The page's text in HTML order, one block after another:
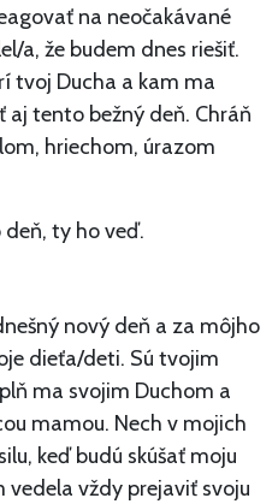
na neočakávané
a, že budem dnes riešiť.
tvoj Ducha a kam ma
aj tento bežný deň. Chráň
hriechom, úrazom
ty ho veď.
nový deň a za môjho
dieťa/deti. Sú tvojim
ma svojim Duchom a
mamou. Nech v mojich
keď budú skúšať moju
vždy prejaviť svoju